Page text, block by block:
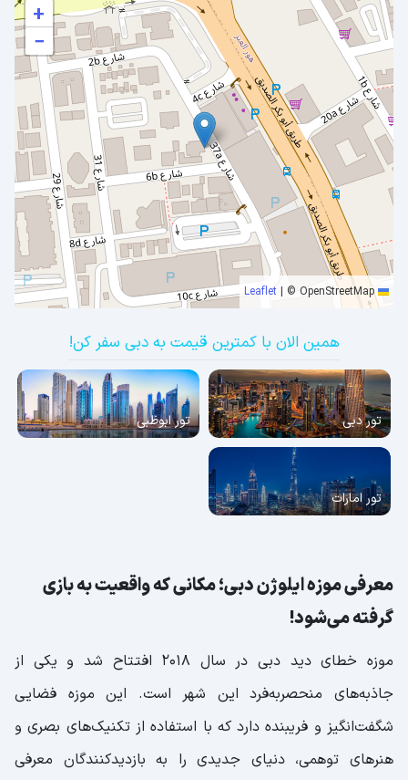
چوب معکوس (Tricky Stick)؛ بازی با
ظاهری غیرممکن
جعبه جادویی (Magic Box)؛ توهمات با
فناوری‌های نوین
بازدید از موزه ایلوژن دبی؛ سفری شگفت‌انگیز به
دنیای بصری
قوانین و مقررات موزه ایلوژن دبی؛ حتماً توجه
کنید!
جاهای دیدنی نزدیک به موزه ایلوژن؛ دنیایی از
جذابیت‌ها در اطراف
+
−
Leaflet
| © OpenStreetMap
همین الان با کمترین قیمت به دبی سفر کن!
تور دبی تور ابوظبی
تور امارات
معرفی موزه ایلوژن دبی؛ مکانی که واقعیت به بازی
گرفته می‌شود!
موزه خطای دید دبی در سال 2018 افتتاح شد و یکی از
جاذبه‌های منحصربه‌فرد این شهر است. این موزه فضایی
شگفت‌انگیز و فریبنده دارد که با استفاده از تکنیک‌های بصری و
هنرهای توهمی، دنیای جدیدی را به بازدیدکنندگان معرفی